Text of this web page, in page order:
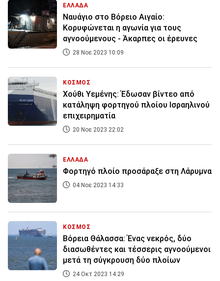
ΕΛΛΑΔΑ
Ναυάγιο στο Bόρειο Αιγαίο:
Κορυφώνεται η αγωνία για τους
αγνοούμενους - Άκαρπες οι έρευνες
28 Νοε 2023 10:09
ΚΟΣΜΟΣ
Χούθι Υεμένης: Έδωσαν βίντεο από
κατάληψη φορτηγού πλοίου Ισραηλινού
επιχειρηματία
20 Νοε 2023 22:02
ΕΛΛΑΔΑ
Φορτηγό πλοίο προσάραξε στη Λάρυμνα
04 Νοε 2023 14:33
ΚΟΣΜΟΣ
Βόρεια Θάλασσα: Ένας νεκρός, δύο
διασωθέντες και τέσσερις αγνοούμενοι
μετά τη σύγκρουση δύο πλοίων
24 Οκτ 2023 14:29